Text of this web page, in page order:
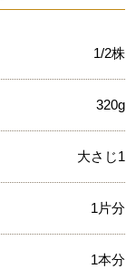
1/2株
320g
大さじ1
1片分
1本分